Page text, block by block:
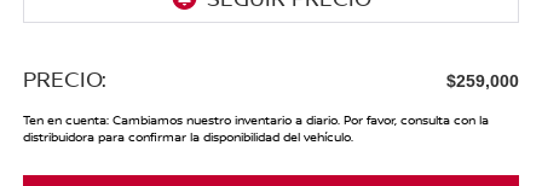
PRECIO: $259,000
Ten en cuenta: Cambiamos nuestro inventario a diario. Por favor, consulta con la
distribuidora para confirmar la disponibilidad del vehículo.